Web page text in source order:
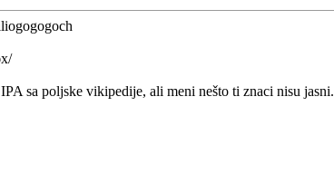
sa poljske vikipedije, ali meni nešto ti znaci nisu jasni.